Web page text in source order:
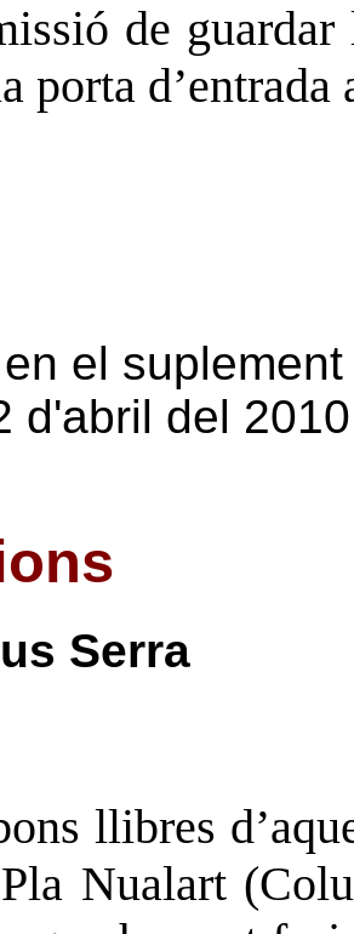
de guardar
porta d’entrada
el
d'abril del 2010
Serra
llibres
Nualart